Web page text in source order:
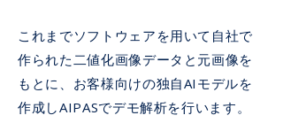
これまでソフトウェアを用いて自社で
作られた二値化画像データと元画像を
もとに、お客様向けの独自AIモデルを
作成しAIPASでデモ解析を行います。